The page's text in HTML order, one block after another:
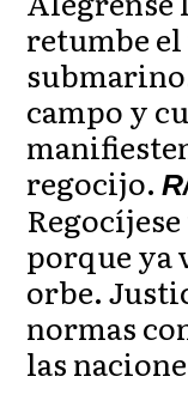
retumbe
campo y
regocijo.
porque ya
orbe.
normas
las